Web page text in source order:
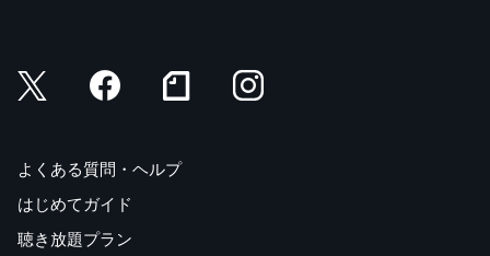
よくある質問・ヘルプ
はじめてガイド
聴き放題プラン